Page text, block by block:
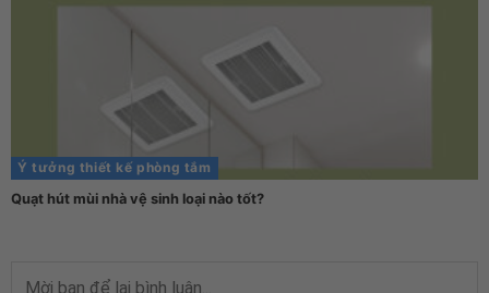
Ý tưởng thiết kế phòng tắm
Quạt hút mùi nhà vệ sinh loại nào tốt?